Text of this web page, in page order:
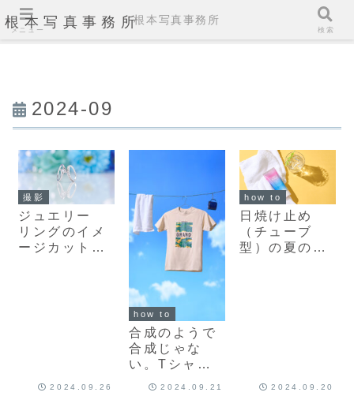
根本写真事務所
2024-09
撮影
ジュエリー
リングのイメ
ージカットの
2024.09.26
how to
合成のようで
合成じゃな
い。Tシャツ
2024.09.21
how to
日焼け止め
（チューブ
型）の夏の光
2024.09.20
メニュー
根本写真事務所
検索